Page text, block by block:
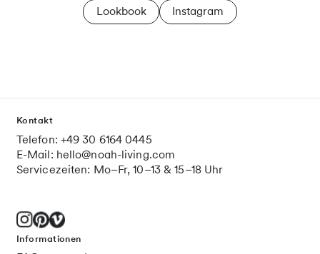
Lookbook Instagram
Kontakt
Telefon: +49 30 6164 0445
E-Mail: hello@noah-living.com
Servicezeiten: Mo–Fr, 10–13 & 15–18 Uhr
Informationen